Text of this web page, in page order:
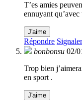
T’es amies
ennuyant qu’avec
J'aime
Répondre
bonbonsu 02/
Trop bien
en sport .
J'aime